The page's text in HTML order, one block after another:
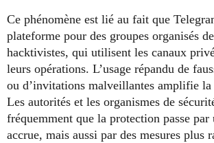
Ce phénomène est lié au fait que
plateforme pour des groupes organisés
hacktivistes, qui utilisent les canaux
leurs opérations. L’usage répandu de
ou d’invitations malveillantes amplifie
Les autorités et les organismes de
fréquemment que la protection passe
accrue, mais aussi par des mesures plus